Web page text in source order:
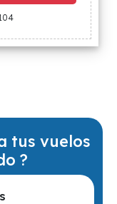
tus vuelos
?